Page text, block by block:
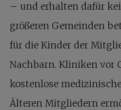
– und erhalten dafür
größeren Gemeinden
für die Kinder der
Nachbarn. Kliniken vor
kostenlose
Älteren Mitgliedern